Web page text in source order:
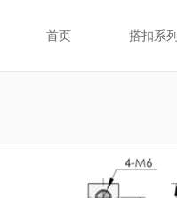
首页 搭扣系列